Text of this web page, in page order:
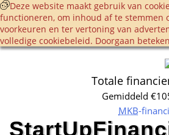
Deze website maakt gebruik van
functioneren, om inhoud af te stemmen
voorkeuren en ter vertoning van
volledige cookie­beleid. Doorgaan
Totale
Gemiddeld
MKB-